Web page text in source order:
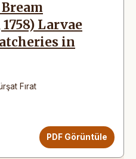
Larvae
in
Fırat
PDF Görüntüle